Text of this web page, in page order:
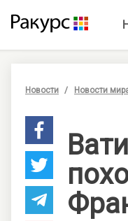
Новости Новости